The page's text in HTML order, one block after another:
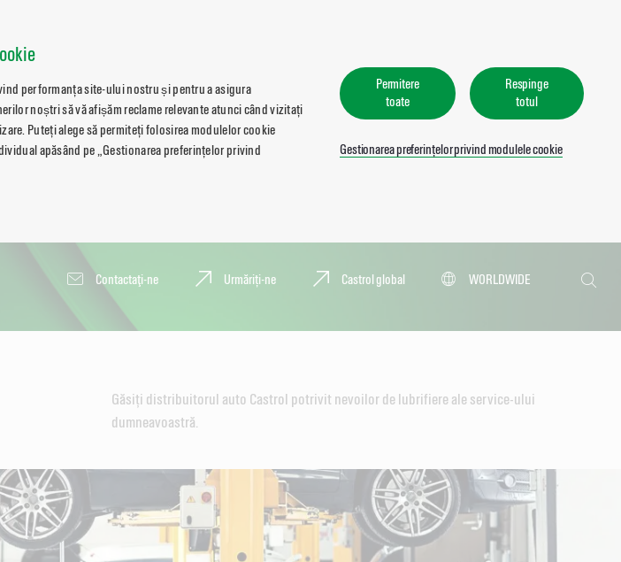
performanța site-ului nostru și pentru a asigura
noștri să vă afișăm reclame relevante atunci când vizitați
Puteți alege să permiteți folosirea modulelor cookie
apăsând pe „Gestionarea preferințelor privind
Permitere
toate
Respinge
totul
Gestionarea preferințelor privind modulele cookie
Contactaţi-ne Urmăriți-ne Castrol global
WORLDWIDE
Căutare
Găsiți distribuitorul auto Castrol potrivit nevoilor de lubrifiere ale service-ului
dumneavoastră.